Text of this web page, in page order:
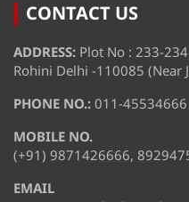
CONTACT US
ADDRESS: Plot No : 233-
Rohini Delhi -110085 (Near
PHONE NO.: 011-45534666
MOBILE NO.
(+91) 9871426666,
EMAIL